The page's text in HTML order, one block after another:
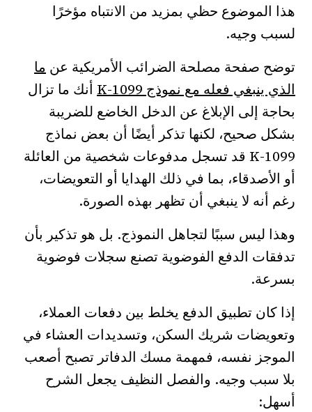
هذا الموضوع حظي بمزيد من الانتباه مؤخرًا
لسبب وجيه.
توضح صفحة مصلحة الضرائب الأمريكية عن ما
الذي ينبغي فعله مع نموذج 1099-K
أنك ما تزال
بحاجة إلى الإبلاغ عن الدخل الخاضع للضريبة
بشكل صحيح، لكنها تذكر أيضًا أن بعض نماذج
1099-K قد تسجل مدفوعات شخصية من العائلة
أو الأصدقاء، بما في ذلك الهدايا أو التعويضات،
رغم أنه لا ينبغي أن تظهر بهذه الصورة.
وهذا ليس سببًا لتجاهل النموذج. بل هو تذكير بأن
تدفقات الدفع الفوضوية تصنع سجلات فوضوية
بسرعة.
إذا كان تطبيق الدفع يخلط بين دفعات العملاء،
وتعويضات شريك السكن، وتسديدات العشاء في
الموجز نفسه، فمهمة مسك الدفاتر تصبح أصعب
بلا سبب وجيه. والفصل النظيف يجعل الشرح
أسهل: